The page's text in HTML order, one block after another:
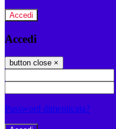
Accedi
Accedi
button close ×
Password dimenticata?